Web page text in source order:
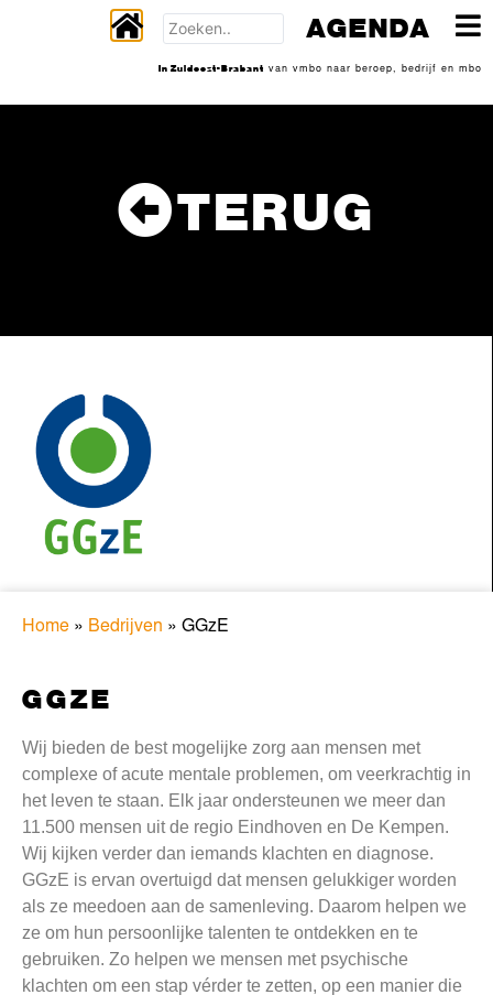
TERUG
Home » Bedrijven » GGzE
GGZE
Wij bieden de best mogelijke zorg aan mensen met
complexe of acute mentale problemen, om veerkrachtig in
het leven te staan. Elk jaar ondersteunen we meer dan
11.500 mensen uit de regio Eindhoven en De Kempen.
Wij kijken verder dan iemands klachten en diagnose.
GGzE is ervan overtuigd dat mensen gelukkiger worden
als ze meedoen aan de samenleving. Daarom helpen we
ze om hun persoonlijke talenten te ontdekken en te
gebruiken. Zo helpen we mensen met psychische
klachten om een stap vérder te zetten, op een manier die
AGENDA
In Zuidoost-Brabant van vmbo naar beroep, bedrijf en mbo